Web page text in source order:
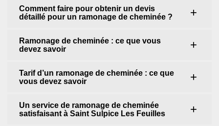
Comment faire pour obtenir un devis
détaillé pour un ramonage de cheminée ?
Ramonage de cheminée : ce que vous
devez savoir
Tarif d’un ramonage de cheminée : ce que
vous devez savoir
Un service de ramonage de cheminée
satisfaisant à Saint Sulpice Les Feuilles